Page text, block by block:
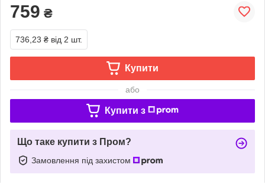
759 ₴
736,23 ₴ від 2 шт.
Купити
або
Купити з
Що таке купити з Пром?
Замовлення під захистом